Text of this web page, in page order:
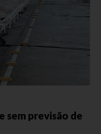
sem previsão de